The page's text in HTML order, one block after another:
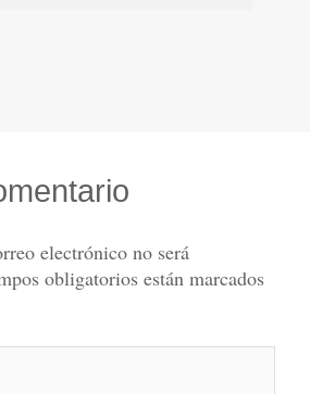
electrónico no será
obligatorios están marcados